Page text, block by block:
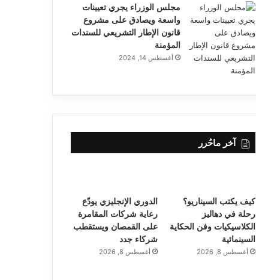
مجلس الوزراء يجري تعيينات
واسعة ويصادق على مشروع
قانون الإطار التشريعي للسندات
المؤمنة
أغسطس 14, 2024
آخر ماحُرر
كيف يكتب السيناريو؟
رحلة في دهاليز
الكلاسيكيات وفن الحكاية
السينمائية
أغسطس 8, 2026
الدوري الإنجليزي يودّع
رعاية شركات المقامرة
على القمصان ويستقطب
شركاء جدد
أغسطس 8, 2026